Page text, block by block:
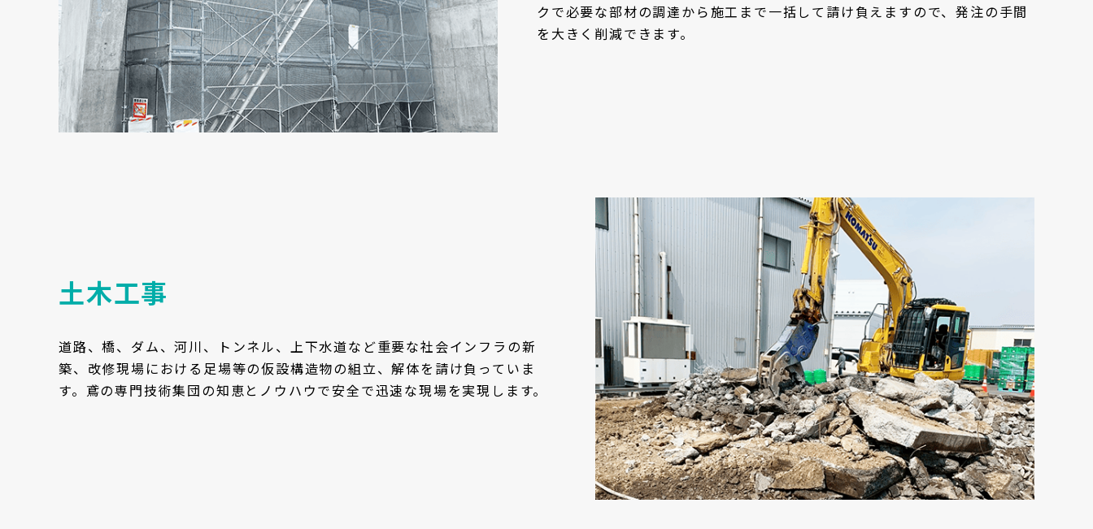
クで必要な部材の調達から施工まで一括して請け負えますので、発注の手間
を大きく削減できます。
土木工事
道路、橋、ダム、河川、トンネル、上下水道など重要な社会インフラの新
築、改修現場における足場等の仮設構造物の組立、解体を請け負っていま
す。鳶の専門技術集団の知恵とノウハウで安全で迅速な現場を実現します。